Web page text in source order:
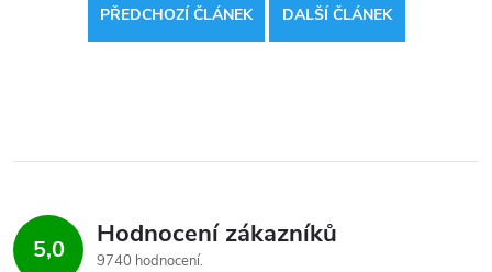
PŘEDCHOZÍ ČLÁNEK DALŠÍ ČLÁNEK
5,0 Hodnocení zákazníků
9740 hodnocení